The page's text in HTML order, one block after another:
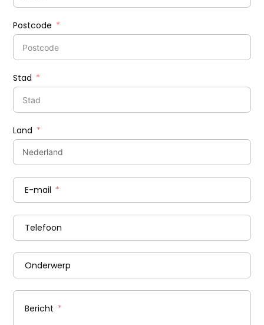
Postcode
Stad
Land
E-mail
Telefoon
Onderwerp
Bericht